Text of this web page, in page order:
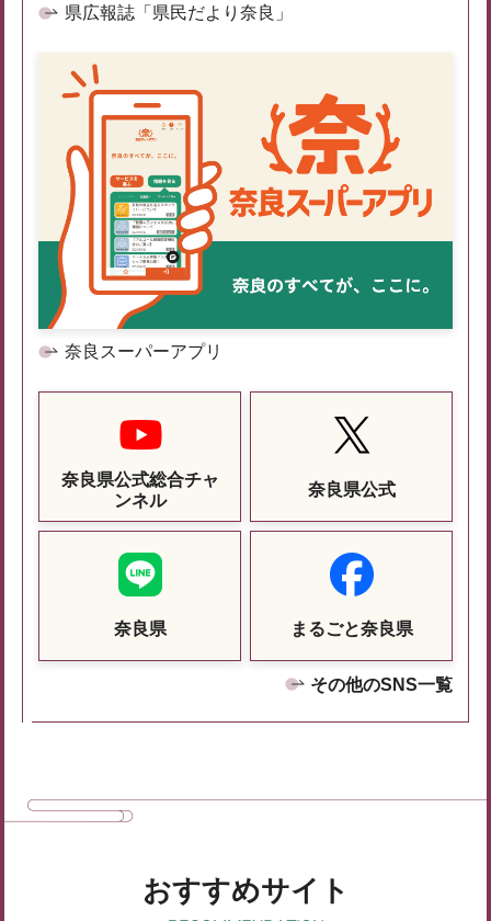
県広報誌「県民だより奈良」
奈良スーパーアプリ
奈良県公式総合チャ
ンネル
奈良県公式
奈良県 まるごと奈良県
その他のSNS一覧
おすすめサイト